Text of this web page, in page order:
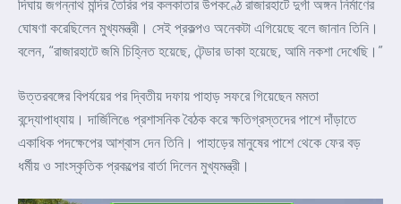
দিঘায় জগন্নাথ মন্দির তৈরির পর কলকাতার উপকণ্ঠে রাজারহাটে দুর্গা অঙ্গন নির্মাণের
ঘোষণা করেছিলেন মুখ্যমন্ত্রী। সেই প্রকল্পও অনেকটা এগিয়েছে বলে জানান তিনি।
বলেন, “রাজারহাটে জমি চিহ্নিত হয়েছে, টেন্ডার ডাকা হয়েছে, আমি নকশা দেখেছি।”
উত্তরবঙ্গের বিপর্যয়ের পর দ্বিতীয় দফায় পাহাড় সফরে গিয়েছেন মমতা
বন্দ্যোপাধ্যায়। দার্জিলিঙে প্রশাসনিক বৈঠক করে ক্ষতিগ্রস্তদের পাশে দাঁড়াতে
একাধিক পদক্ষেপের আশ্বাস দেন তিনি। পাহাড়ের মানুষের পাশে থেকে ফের বড়
ধর্মীয় ও সাংস্কৃতিক প্রকল্পের বার্তা দিলেন মুখ্যমন্ত্রী।